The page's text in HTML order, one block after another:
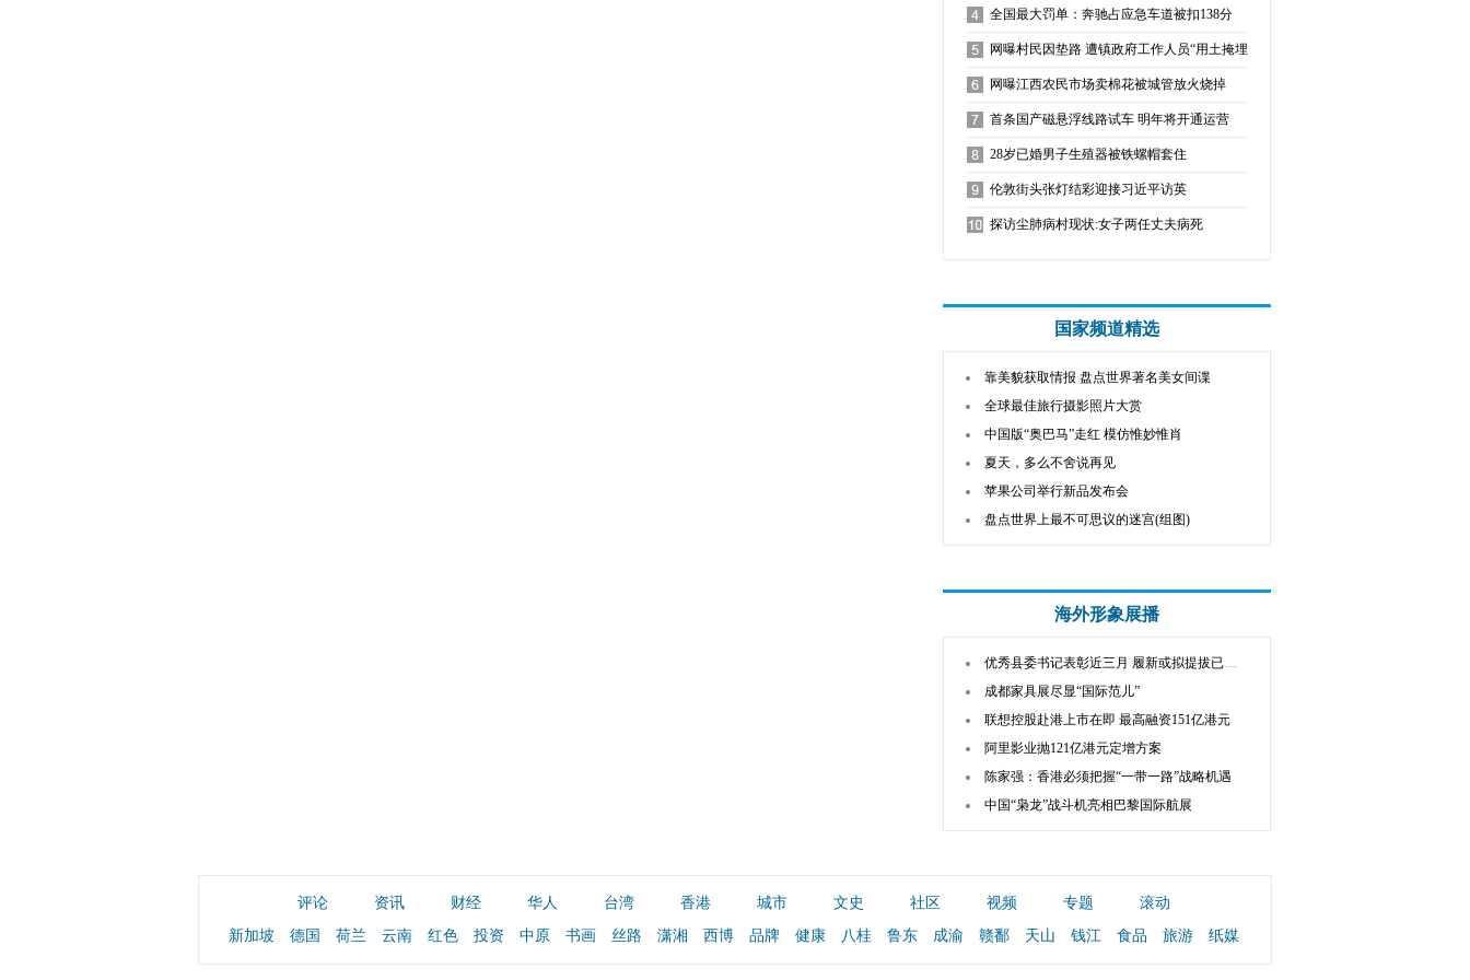
全国最大罚单：奔驰占应急车道被扣138分
网曝村民因垫路 遭镇政府工作人员“用土掩埋”
网曝江西农民市场卖棉花被城管放火烧掉
首条国产磁悬浮线路试车 明年将开通运营
28岁已婚男子生殖器被铁螺帽套住
伦敦街头张灯结彩迎接习近平访英
探访尘肺病村现状:女子两任丈夫病死
国家频道精选
靠美貌获取情报 盘点世界著名美女间谍
全球最佳旅行摄影照片大赏
中国版“奥巴马”走红 模仿惟妙惟肖
夏天，多么不舍说再见
苹果公司举行新品发布会
盘点世界上最不可思议的迷宫(组图)
海外形象展播
优秀县委书记表彰近三月 履新或拟提拔已超五分之一
成都家具展尽显“国际范儿”
联想控股赴港上市在即 最高融资151亿港元
阿里影业抛121亿港元定增方案
陈家强：香港必须把握“一带一路”战略机遇
中国“枭龙”战斗机亮相巴黎国际航展
评论 资讯 财经 华人 台湾 香港 城市 文史 社区 视频 专题
滚动
新加坡
德国 荷兰 云南 红色 投资 中原 书画 丝路 潇湘 西博 品牌 健康 八桂 鲁东 成渝 赣鄱 天山 钱江 食品 旅游 纸媒